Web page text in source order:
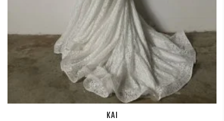
KAI